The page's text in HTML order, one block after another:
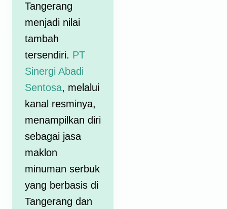
Tangerang
menjadi nilai
tambah
tersendiri. PT
Sinergi Abadi
Sentosa, melalui
kanal resminya,
menampilkan diri
sebagai jasa
maklon
minuman serbuk
yang berbasis di
Tangerang dan